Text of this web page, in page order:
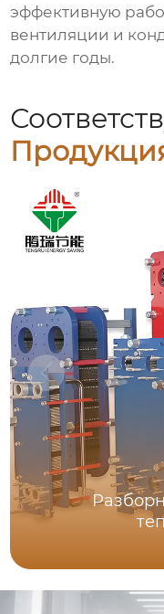
эффективную
вентиляции и
долгие годы.